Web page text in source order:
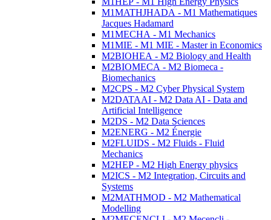
M1MATHJHADA - M1 Mathematiques
Jacques Hadamard
M1MECHA - M1 Mechanics
M1MIE - M1 MIE - Master in Economics
M2BIOHEA - M2 Biology and Health
M2BIOMECA - M2 Biomeca -
Biomechanics
M2CPS - M2 Cyber Physical System
M2DATAAI - M2 Data AI - Data and
Artificial Intelligence
M2DS - M2 Data Sciences
M2ENERG - M2 Énergie
M2FLUIDS - M2 Fluids - Fluid
Mechanics
M2HEP - M2 High Energy physics
M2ICS - M2 Integration, Circuits and
Systems
M2MATHMOD - M2 Mathematical
Modelling